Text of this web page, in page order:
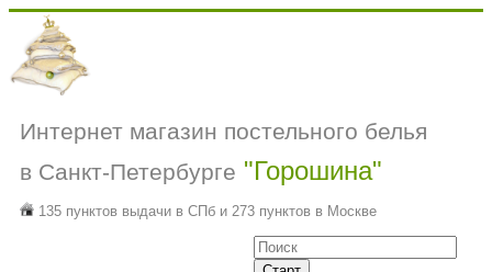
Интернет магазин постельного белья
в Санкт-Петербурге "Горошина"
135 пунктов выдачи в СПб и 273 пунктов в Москве